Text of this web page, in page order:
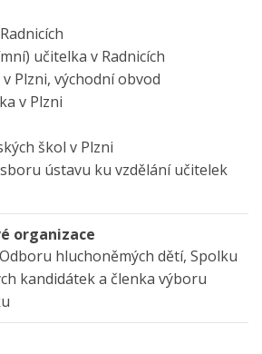
učitelka v Radnicích
Plzni, východní obvod
v Plzni
škol v Plzni
ústavu ku vzdělání učitelek
organizace
hluchoněmých dětí, Spolku
kandidátek a členka výboru